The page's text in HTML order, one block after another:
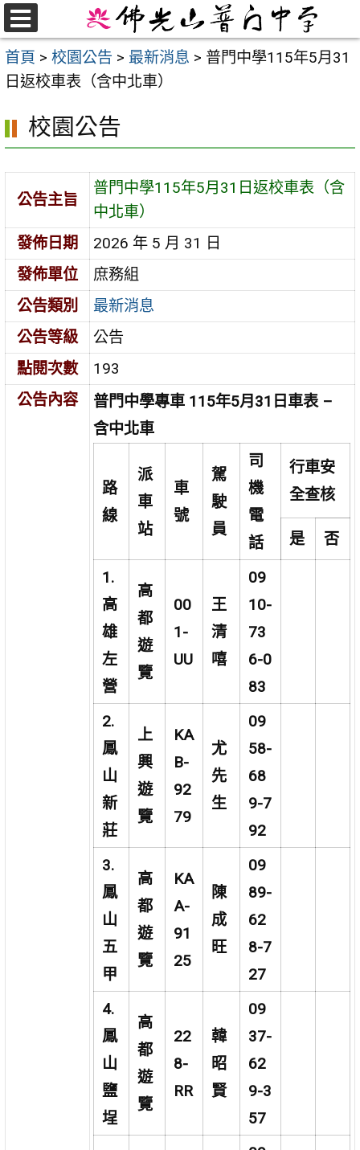
跳
至
主
要
首頁 > 校園公告 > 最新消息 > 普門中學115年5月31
日返校車表（含中北車）
校園公告
公告主旨
普門中學115年5月31日返校車表（含
中北車）
發佈日期
2026 年 5 月 31 日
發佈單位
庶務組
公告類別
最新消息
公告等級
公告
點閱次數
193
公告內容
普門中學專車 115年5月31日車表 –
含中北車
路
線
派
車
站
車
號
駕
駛
員
司
機
電
話
行車安
全查核
是 否
1.
高
雄
左
營
高
都
遊
覽
00
1-
UU
王
清
嘻
09
10-
73
6-0
83
2.
鳳
山
新
莊
上
興
遊
覽
KA
B-
92
79
尤
先
生
09
58-
68
9-7
92
3.
鳳
山
五
甲
高
都
遊
覽
KA
A-
91
25
陳
成
旺
09
89-
62
8-7
27
4.
鳳
山
鹽
埕
高
都
遊
覽
22
8-
RR
韓
昭
賢
09
37-
62
9-3
57
選
單